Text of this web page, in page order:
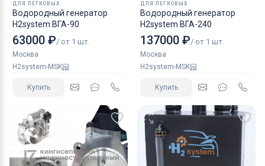
ДЛЯ ЛЕГКОВЫХ
Водородный генератор
H2system ВГА-90
63000 ₽/ от 1 шт.
Москва
H2system-MSK
Купить
ДЛЯ ЛЕГКОВЫХ
Водородный генератор
H2system ВГА-240
137000 ₽/ от 1 шт.
Москва
H2system-MSK
Купить